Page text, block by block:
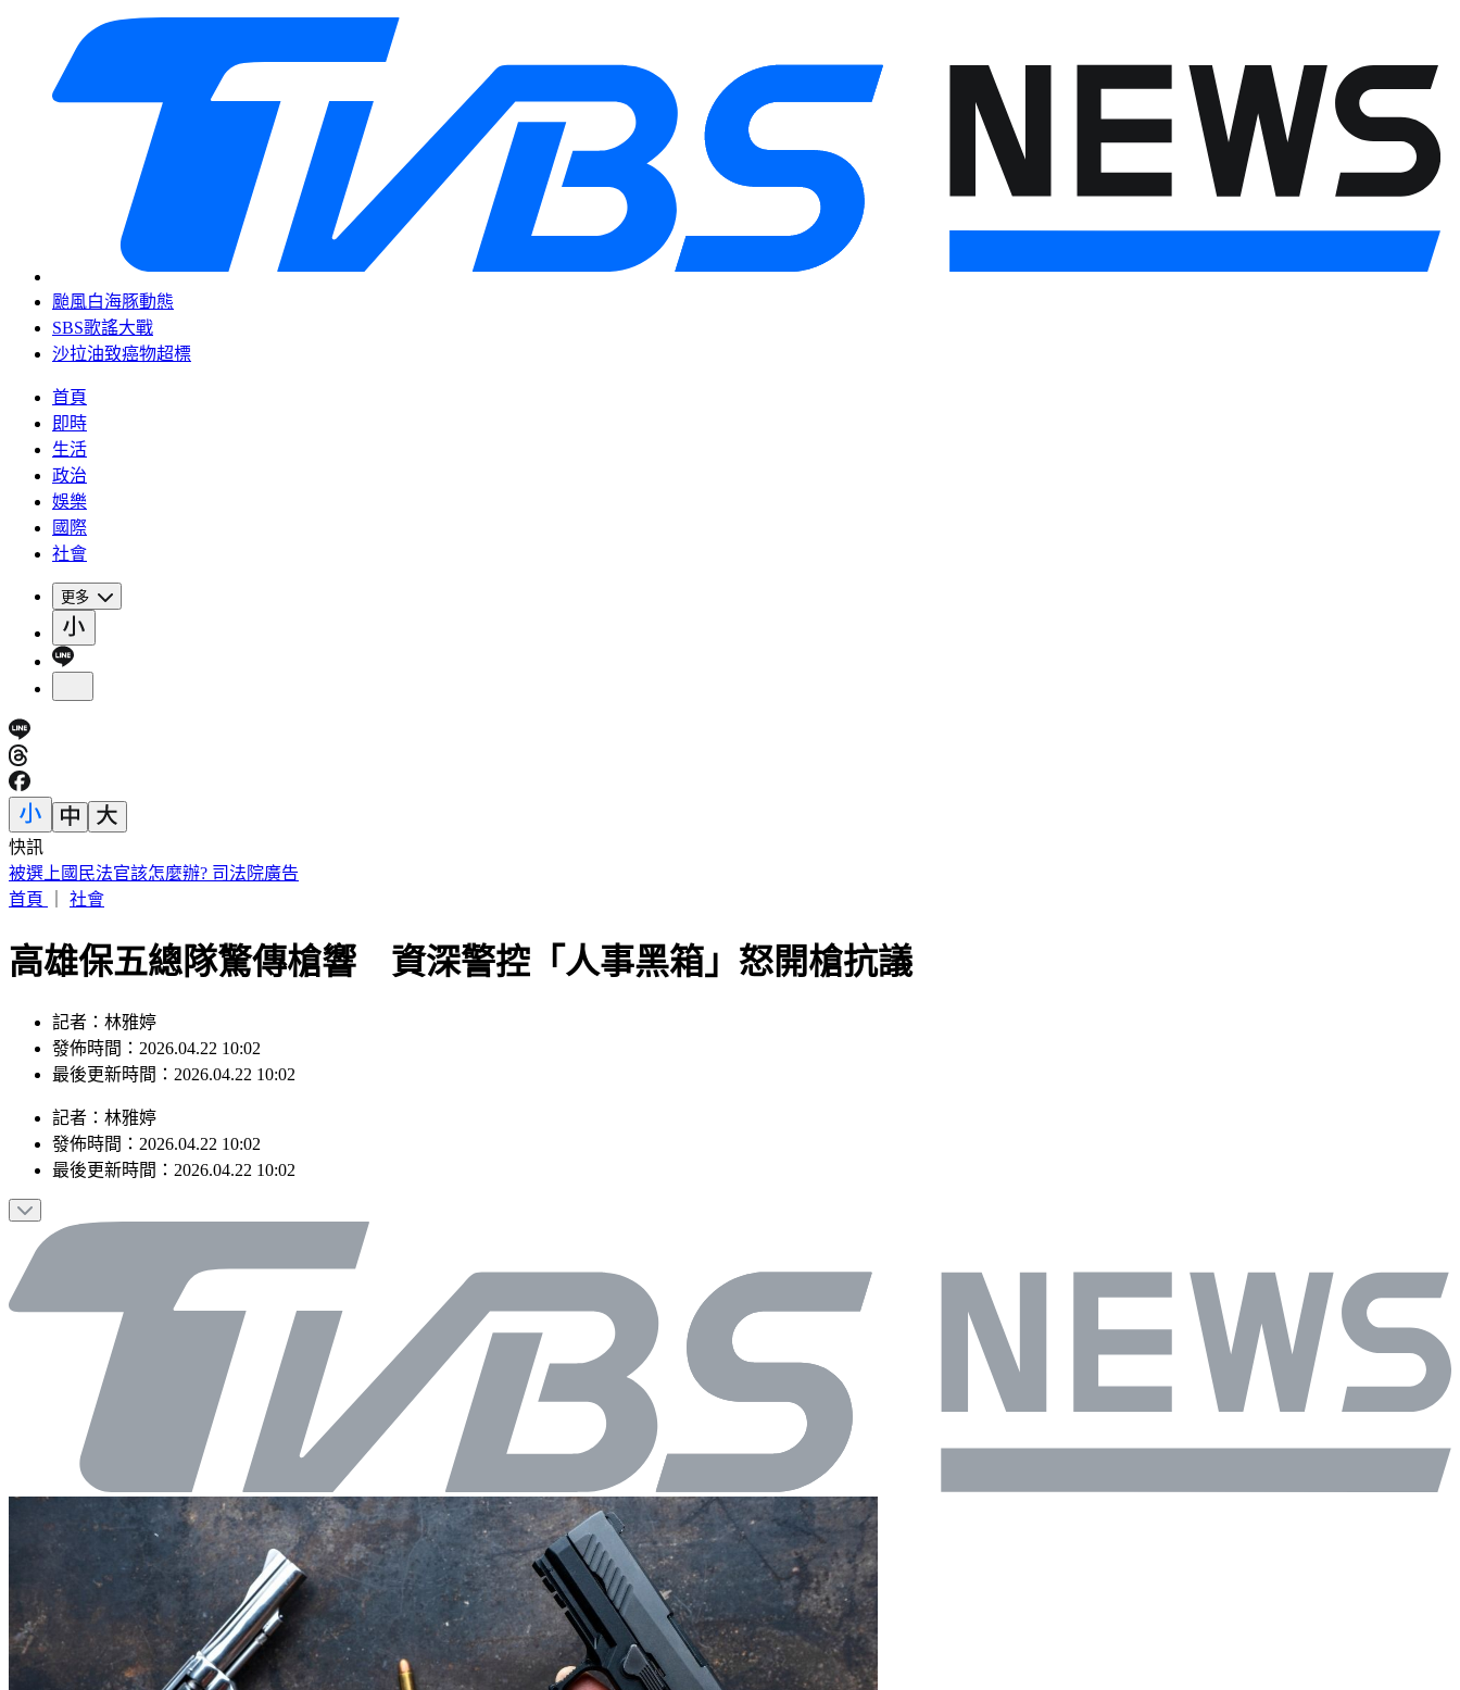
颱風白海豚動態
SBS歌謠大戰
沙拉油致癌物超標
首頁
即時
生活
政治
娛樂
國際
社會
更多
快訊
被選上國民法官該怎麼辦? 司法院廣告
首頁
社會
高雄保五總隊驚傳槍響 資深警控「人事黑箱」怒開槍抗議
記者：林雅婷
發佈時間：2026.04.22 10:02
最後更新時間：2026.04.22 10:02
記者 ： 林雅婷
發佈時間： 2026.04.22 10:02
最後更新時間： 2026.04.22 10:02